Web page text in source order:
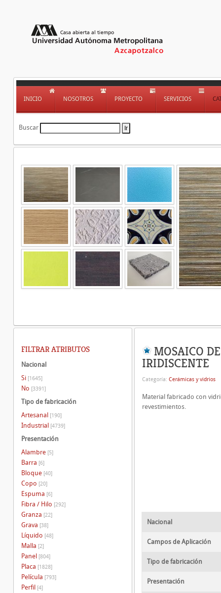
INICIO NOSOTROS PROYECTO SERVICIOS
Buscar
MOSAICO
IRIDISCENTE
Categoría: Cerámicas y vidrios
Material fabricado con
revestimientos.
Nacional
Campos de Aplicación
Tipo de fabricación
Presentación
FILTRAR ATRIBUTOS
Nacional
Si [1645]
No [3391]
Tipo de fabricación
Artesanal [190]
Industrial [4739]
Presentación
Alambre [5]
Barra [6]
Bloque [40]
Copo [20]
Espuma [6]
Fibra / Hilo [292]
Granza [22]
Grava [38]
Líquido [48]
Malla [2]
Panel [804]
Placa [1828]
Película [793]
Perfil [4]